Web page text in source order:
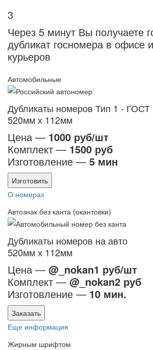
3
Через 5 минут Вы получаете
дубликат госномера в офисе
курьеров
Автомобильные
Дубликаты номеров Тип 1 - ГОСТ
520мм х 112мм
Цена — 1000 руб/шт
Комплект — 1500 руб
Изготовление — 5 мин
Изготовить
О номерах
Автознак без канта (окантовки)
Дубликаты номеров на авто
520мм х 112мм
Цена — @_nokan1 руб/шт
Комплект — @_nokan2 руб
Изготовление — 10 мин.
Заказать
Еще информация
Жирным шрифтом